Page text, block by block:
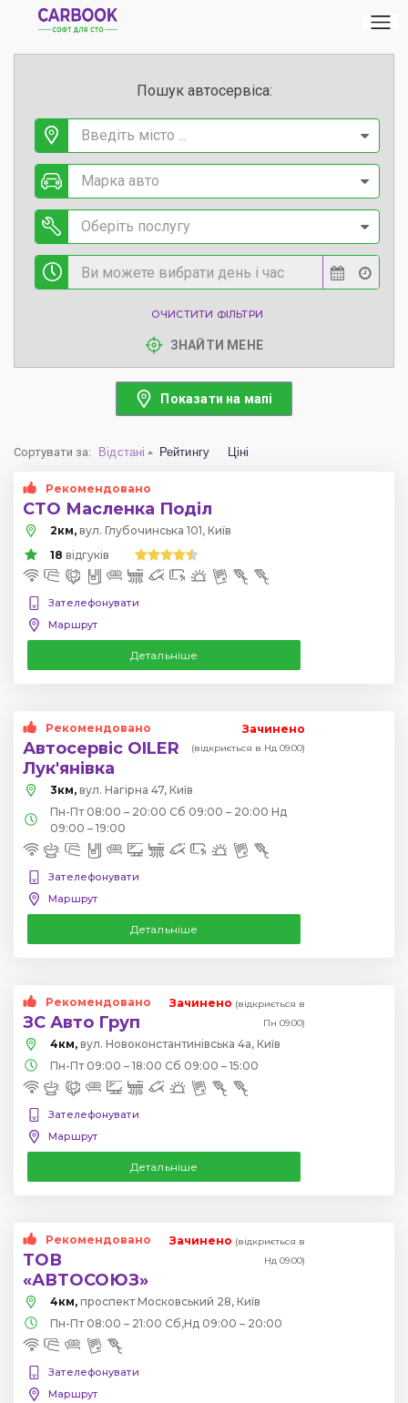
Пошук автосервіса:
Введіть місто ...
Марка авто
Оберіть послугу
ОЧИСТИТИ ФІЛЬТРИ
ЗНАЙТИ МЕНЕ
Показати на мапі
Сортувати за: Відстані Рейтингу Ціні
Рекомендовано
СТО Масленка Поділ
2км, вул. Глубочинська 101, Київ
18 відгуків
Зателефонувати
Маршрут
Детальніше
Рекомендовано
Автосервіс OILER
Лук'янівка
Зачинено
(відкриється в Нд 09:00)
3км, вул. Нагірна 47, Київ
Пн-Пт 08:00 – 20:00 Сб 09:00 – 20:00 Нд
09:00 – 19:00
Зателефонувати
Маршрут
Детальніше
Рекомендовано
ЗС Авто Груп
Зачинено (відкриється в
Пн 09:00)
4км, вул. Новоконстантинівська 4а, Київ
Пн-Пт 09:00 – 18:00 Сб 09:00 – 15:00
Зателефонувати
Маршрут
Детальніше
Рекомендовано
ТОВ
«АВТОСОЮЗ»
Зачинено (відкриється в
Нд 09:00)
4км, проспект Московський 28, Київ
Пн-Пт 08:00 – 21:00 Сб,Нд 09:00 – 20:00
Зателефонувати
Маршрут